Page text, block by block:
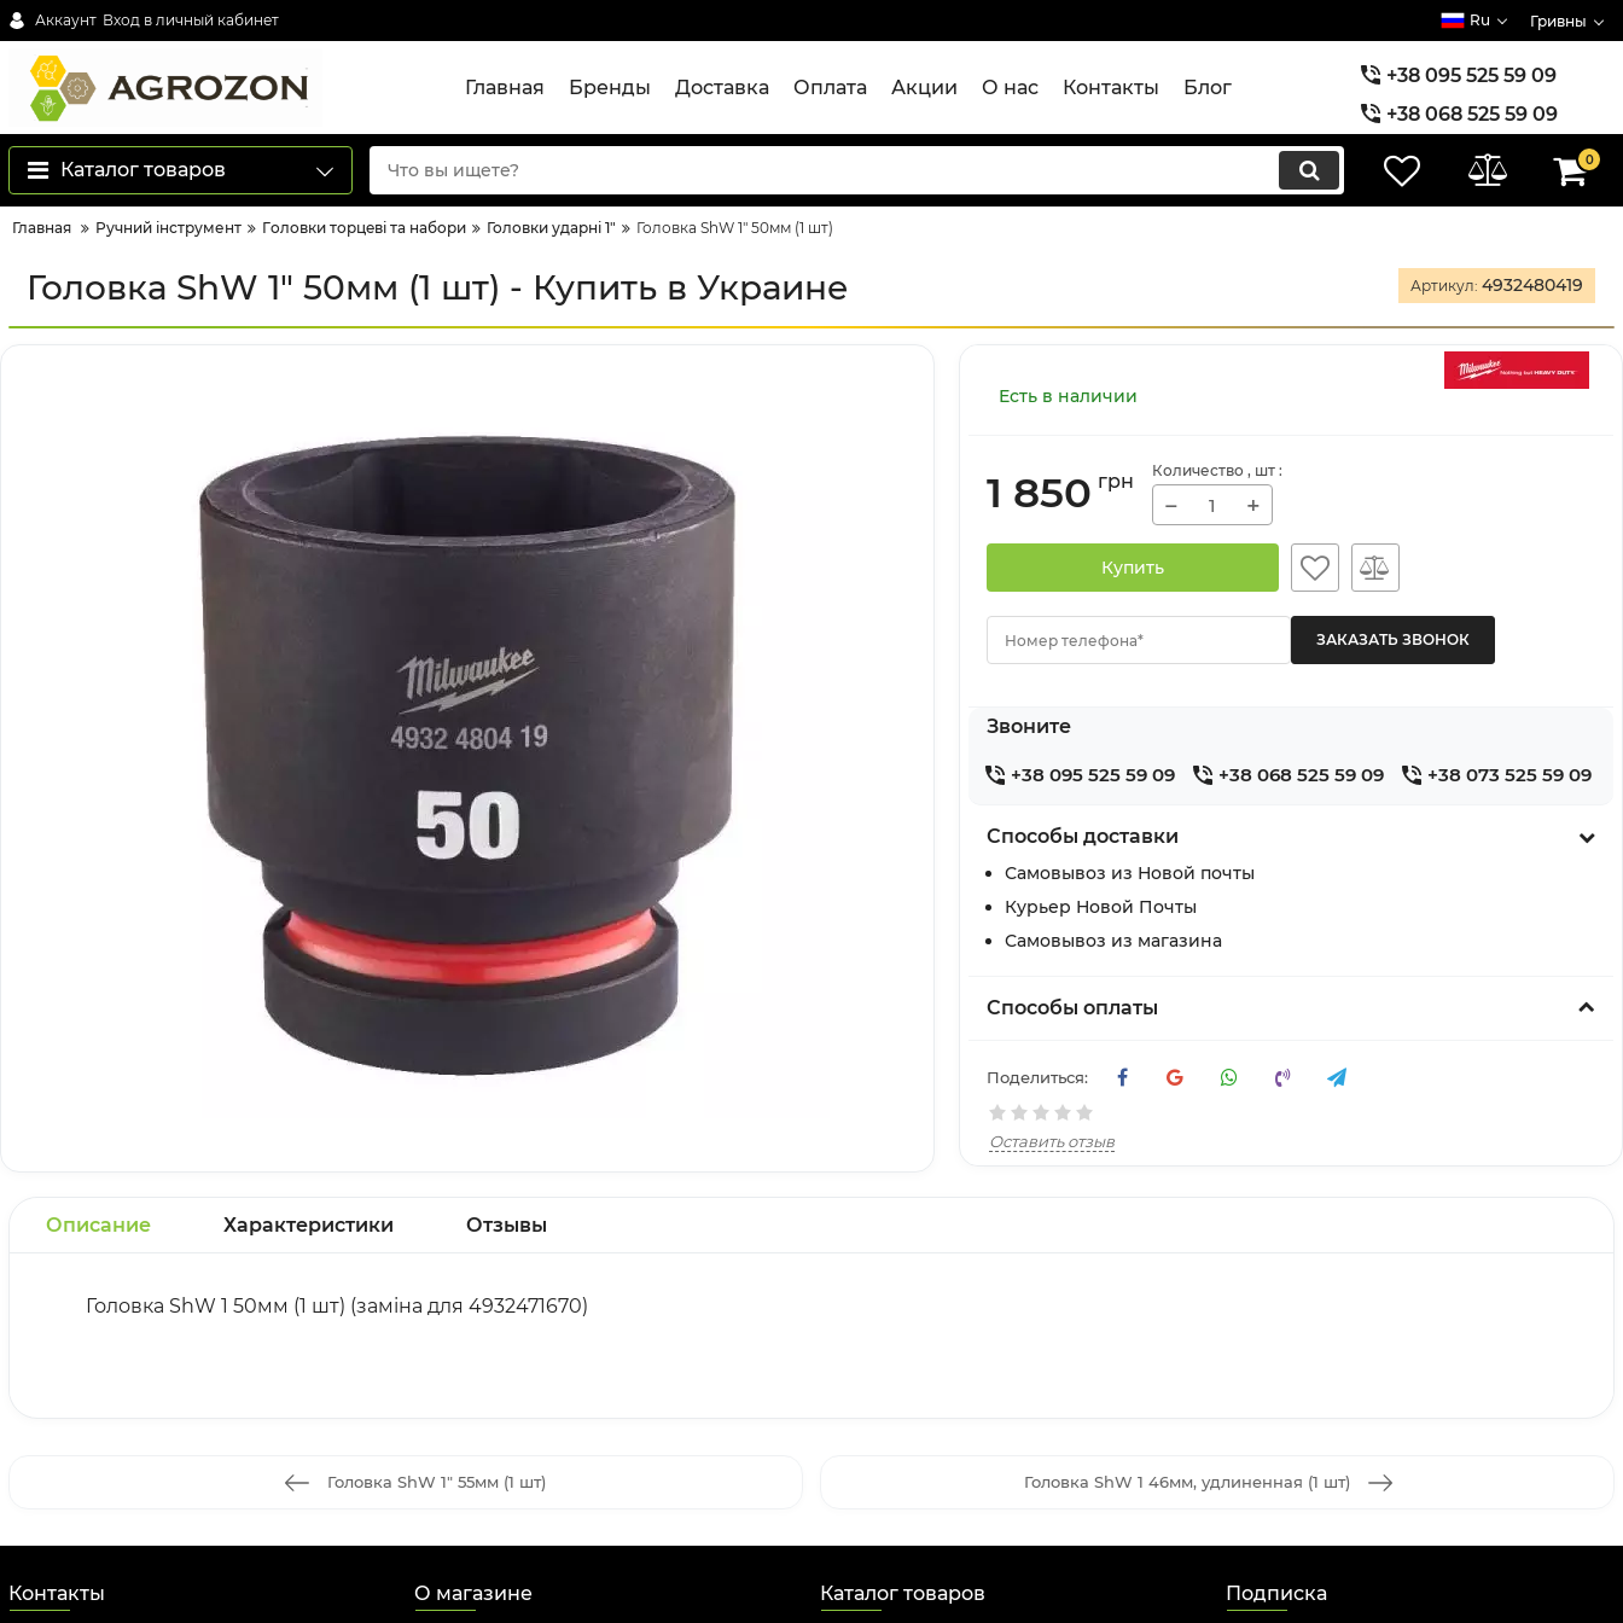
Аккаунт Вход в личный кабинет Ru Гривны
Главная Бренды Доставка Оплата Акции О нас Контакты Блог
+38 095 525 59 09
+38 068 525 59 09
+38 073 525 59 09
Каталог товаров 0
Главная Ручний інструмент Гoлoвки тopцeві тa нaбopи Головки ударні 1" Головка ShW 1" 50мм (1 шт)
Головка ShW 1" 50мм (1 шт) - Купить в Украине Артикул: 4932480419
Есть в наличии
1 850 грн Количество , шт :
− +
Купить
Номер телефона*
Звоните
+38 095 525 59 09 +38 068 525 59 09 +38 073 525 59 09
Способы доставки
Самовывоз из Новой почты
Курьер Новой Почты
Самовывоз из магазина
Способы оплаты
Поделиться:
Оставить отзыв
Описание Характеристики Отзывы
Головка ShW 1 50мм (1 шт) (заміна для 4932471670)
Головка ShW 1" 55мм (1 шт) Головка ShW 1 46мм, удлиненная (1 шт)
Контакты О магазине Каталог товаров Подписка